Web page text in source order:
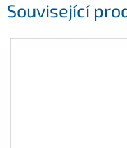
Inpraise
Kamerové
Související